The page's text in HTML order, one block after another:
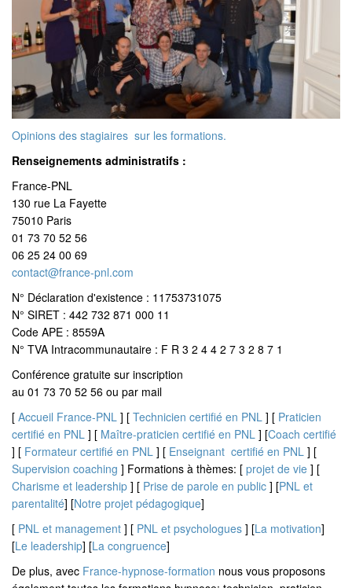
Opinions des stagiaires sur les formations.
Renseignements administratifs :
France-PNL
130 rue La Fayette
75010 Paris
01 73 70 52 56
06 25 24 00 69
contact@france-pnl.com
N° Déclaration d'existence : 11753731075
N° SIRET : 442 732 871 000 11
Code APE : 8559A
N° TVA Intracommunautaire : F R 3 2 4 4 2 7 3 2 8 7 1
Conférence gratuite sur inscription
au 01 73 70 52 56 ou par mail
[ Accueil France-PNL ] [ Technicien certifié en PNL ] [ Praticien
certifié en PNL ] [ Maître-praticien certifié en PNL ] [Coach certifié
] [ Formateur certifié en PNL ] [ Enseignant certifié en PNL ] [
Supervision coaching ] Formations à thèmes: [ projet de vie ] [
Charisme et leadership ] [ Prise de parole en public ] [PNL et
parentalité] [Notre projet pédagogique]
[ PNL et management ] [ PNL et psychologues ] [La motivation]
[Le leadership] [La congruence]
De plus, avec France-hypnose-formation nous vous proposons